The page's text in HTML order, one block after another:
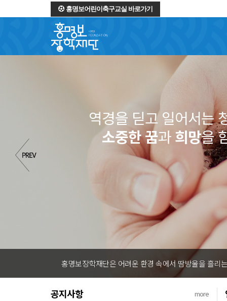
홍명보어린이축구교실 바로가기
역경을 딛고 일어서는
소중한 꿈과희망을
홍명보장학재단은 어려운 환경 속에서 땀방울을 흘리
공지사항
more